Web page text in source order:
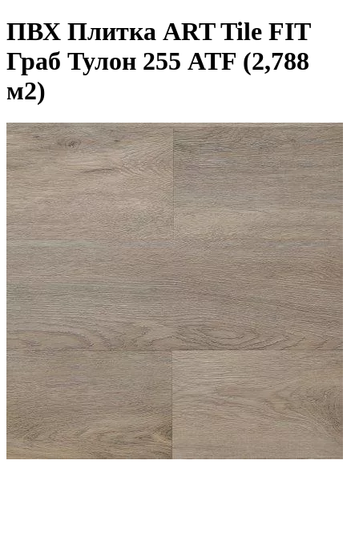
ПВХ Плитка ART Tile FIT
Граб Тулон 255 ATF (2,788
м2)